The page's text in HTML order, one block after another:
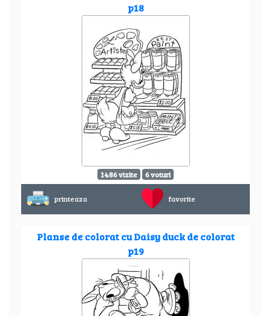
p18
1486 vizite 6 voturi
printeaza favorite
Planse de colorat cu Daisy duck de colorat
p19